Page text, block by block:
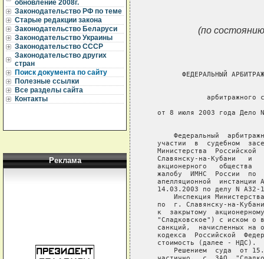
обновление 2008г.
Законодательство РФ по теме
Старые редакции закона
Законодательство Беларуси
Законодательство Украины
Законодательство СССР
Законодательство других
стран
Поиск документа по сайту
Полезные ссылки
Все разделы сайта
Контакты
Реклама
(по